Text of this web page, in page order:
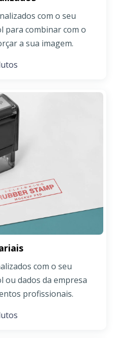
com o seu
para combinar com o
a sua imagem.
com o seu
ou dados da empresa
profissionais.